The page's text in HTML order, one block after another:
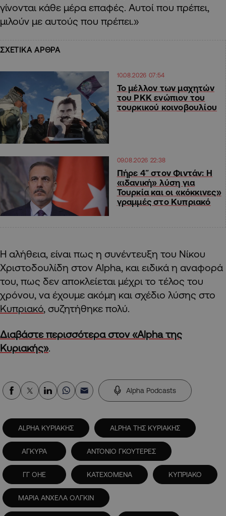
γίνονται κάθε μέρα επαφές. Αυτοί που πρέπει,
μιλούν με αυτούς που πρέπει.»
ΣΧΕΤΙΚΑ ΑΡΘΡΑ
10.08.2026 07:54
Το μέλλον των μαχητών
του PKK ενώπιον του
τουρκικού κοινοβουλίου
09.08.2026 22:38
Πήρε 4″ στον Φιντάν: Η
«ιδανική» λύση για
Τουρκία και οι «κόκκινες»
γραμμές στο Κυπριακό
Η αλήθεια, είναι πως η συνέντευξη του Νίκου
Χριστοδουλίδη στον Alpha, και ειδικά η αναφορά
του, πως δεν αποκλείεται μέχρι το τέλος του
χρόνου, να έχουμε ακόμη και σχέδιο λύσης στο
Κυπριακό, συζητήθηκε πολύ.
Διαβάστε περισσότερα στον «Alpha της
Κυριακής».
Alpha Podcasts
ALPHA ΚΥΡΙΑΚΗΣ ALPHA ΤΗΣ ΚΥΡΙΑΚΗΣ
ΑΓΚΥΡΑ ΑΝΤΟΝΙΟ ΓΚΟΥΤΕΡΕΣ
ΓΓ ΟΗΕ ΚΑΤΕΧΟΜΕΝΑ ΚΥΠΡΙΑΚΟ
ΜΑΡΙΑ ΑΝΧΕΛΑ ΟΛΓΚΙΝ